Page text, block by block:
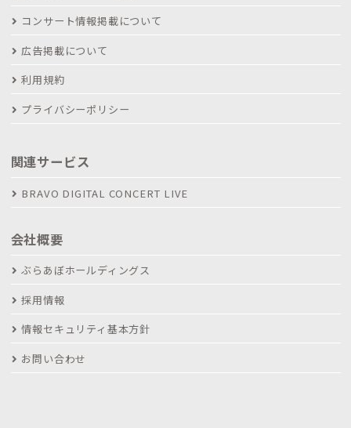
コンサート情報掲載について
広告掲載について
利用規約
プライバシーポリシー
関連サービス
BRAVO DIGITAL CONCERT LIVE
会社概要
ぶらあぼホールディングス
採用情報
情報セキュリティ基本方針
お問い合わせ